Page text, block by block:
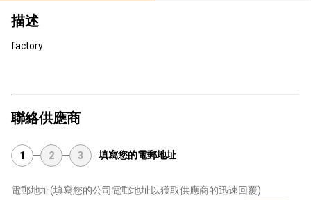
描述
factory
聯絡供應商
1 2 3 填寫您的電郵地址
電郵地址(填寫您的公司電郵地址以獲取供應商的迅速回覆)